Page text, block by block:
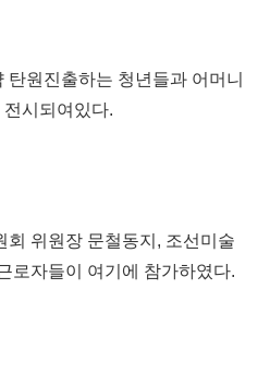
원진출하는 청년들과 어머니
시되여있다.
위원장 문철동지, 조선미술
로자들이 여기에 참가하였다.